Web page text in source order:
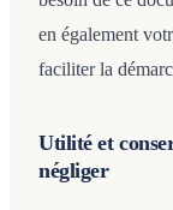
en également
faciliter la
Utilité et
négliger